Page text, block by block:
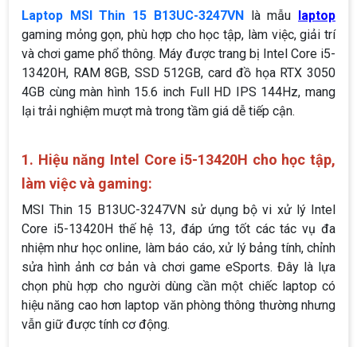
Laptop MSI Thin 15 B13UC-3247VNlà mẫu laptop
gaming mỏng gọn, phù hợp cho học tập, làm việc, giải trí
và chơi game phổ thông. Máy được trang bị Intel Core i5-
13420H, RAM 8GB, SSD 512GB, card đồ họa RTX 3050
4GB cùng màn hình 15.6 inch Full HD IPS 144Hz, mang
lại trải nghiệm mượt mà trong tầm giá dễ tiếp cận.
1. Hiệu năng Intel Core i5-13420H cho học tập,
làm việc và gaming:
MSI Thin 15 B13UC-3247VN sử dụng bộ vi xử lý Intel
Core i5-13420H thế hệ 13, đáp ứng tốt các tác vụ đa
nhiệm như học online, làm báo cáo, xử lý bảng tính, chỉnh
sửa hình ảnh cơ bản và chơi game eSports. Đây là lựa
chọn phù hợp cho người dùng cần một chiếc laptop có
hiệu năng cao hơn laptop văn phòng thông thường nhưng
vẫn giữ được tính cơ động.